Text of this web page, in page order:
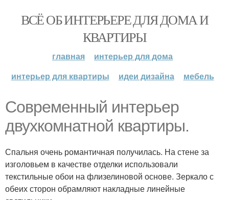
ВСЁ ОБ ИНТЕРЬЕРЕ ДЛЯ ДОМА И
КВАРТИРЫ
главная
интерьер для дома
интерьер для квартиры
идеи дизайна мебель
Современный интерьер
двухкомнатной квартиры.
Спальня очень романтичная получилась. На стене за
изголовьем в качестве отделки использовали
текстильные обои на флизелиновой основе. Зеркало с
обеих сторон обрамляют накладные линейные